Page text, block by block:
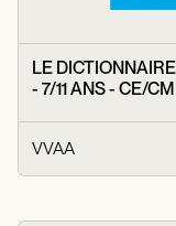
LE
- 7/11 ANS - CE/CM
VVAA